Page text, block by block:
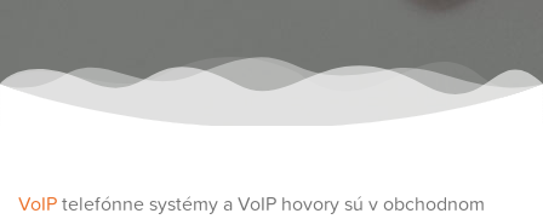
VoIPtelefónne systémy a VoIP hovory sú v obchodnom